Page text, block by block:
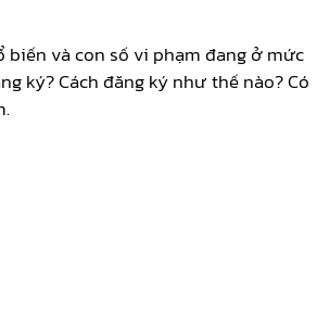
biến và con số vi phạm đang ở mức
ký? Cách đăng ký như thế nào? Có